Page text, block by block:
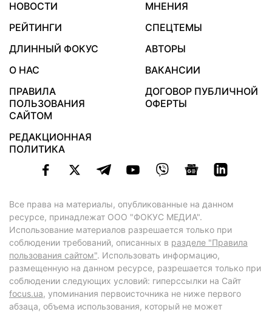
НОВОСТИ
МНЕНИЯ
РЕЙТИНГИ
СПЕЦТЕМЫ
ДЛИННЫЙ ФОКУС
АВТОРЫ
О НАС
ВАКАНСИИ
ПРАВИЛА
ПОЛЬЗОВАНИЯ
САЙТОМ
ДОГОВОР ПУБЛИЧНОЙ
ОФЕРТЫ
РЕДАКЦИОННАЯ
ПОЛИТИКА
Все права на материалы, опубликованные на данном
ресурсе, принадлежат ООО "ФОКУС МЕДИА".
Использование материалов разрешается только при
соблюдении требований, описанных в разделе "Правила
пользования сайтом". Использовать информацию,
размещенную на данном ресурсе, разрешается только при
соблюдении следующих условий: гиперссылки на Сайт
focus.ua, упоминания первоисточника не ниже первого
абзаца, объема использования, который не может